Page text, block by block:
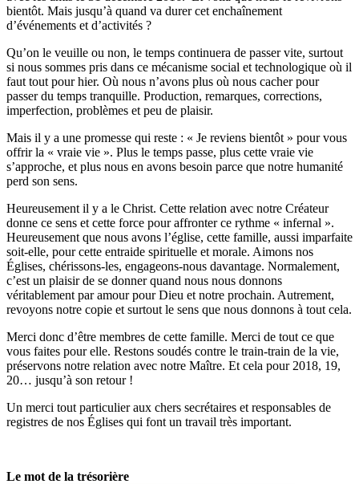
bientôt. Mais jusqu’à quand va durer cet enchaînement
d’événements et d’activités ?
Qu’on le veuille ou non, le temps continuera de passer vite, surtout
si nous sommes pris dans ce mécanisme social et technologique où il
faut tout pour hier. Où nous n’avons plus où nous cacher pour
passer du temps tranquille. Production, remarques, corrections,
imperfection, problèmes et peu de plaisir.
Mais il y a une promesse qui reste : « Je reviens bientôt » pour vous
offrir la « vraie vie ». Plus le temps passe, plus cette vraie vie
s’approche, et plus nous en avons besoin parce que notre humanité
perd son sens.
Heureusement il y a le Christ. Cette relation avec notre Créateur
donne ce sens et cette force pour affronter ce rythme « infernal ».
Heureusement que nous avons l’église, cette famille, aussi imparfaite
soit-elle, pour cette entraide spirituelle et morale. Aimons nos
Églises, chérissons-les, engageons-nous davantage. Normalement,
c’est un plaisir de se donner quand nous nous donnons
véritablement par amour pour Dieu et notre prochain. Autrement,
revoyons notre copie et surtout le sens que nous donnons à tout cela.
Merci donc d’être membres de cette famille. Merci de tout ce que
vous faites pour elle. Restons soudés contre le train-train de la vie,
préservons notre relation avec notre Maître. Et cela pour 2018, 19,
20… jusqu’à son retour !
Un merci tout particulier aux chers secrétaires et responsables de
registres de nos Églises qui font un travail très important.
Le mot de la trésorière